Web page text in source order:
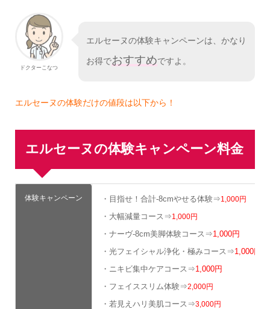
ドクターこなつ
エルセーヌの体験キャンペーンは、かなり
お得でおすすめですよ。
エルセーヌの体験だけの値段は以下から！
エルセーヌの体験キャンペーン料金
体験キャンペーン ・目指せ！合計-8cmやせる体験⇒1,000円
・大幅減量コース⇒1,000円
・ナーヴ-8cm美脚体験コース⇒1,000円
・光フェイシャル浄化・極みコース⇒1,000円
・ニキビ集中ケアコース⇒1,000円
・フェイススリム体験⇒2,000円
・若見えハリ美肌コース⇒3,000円